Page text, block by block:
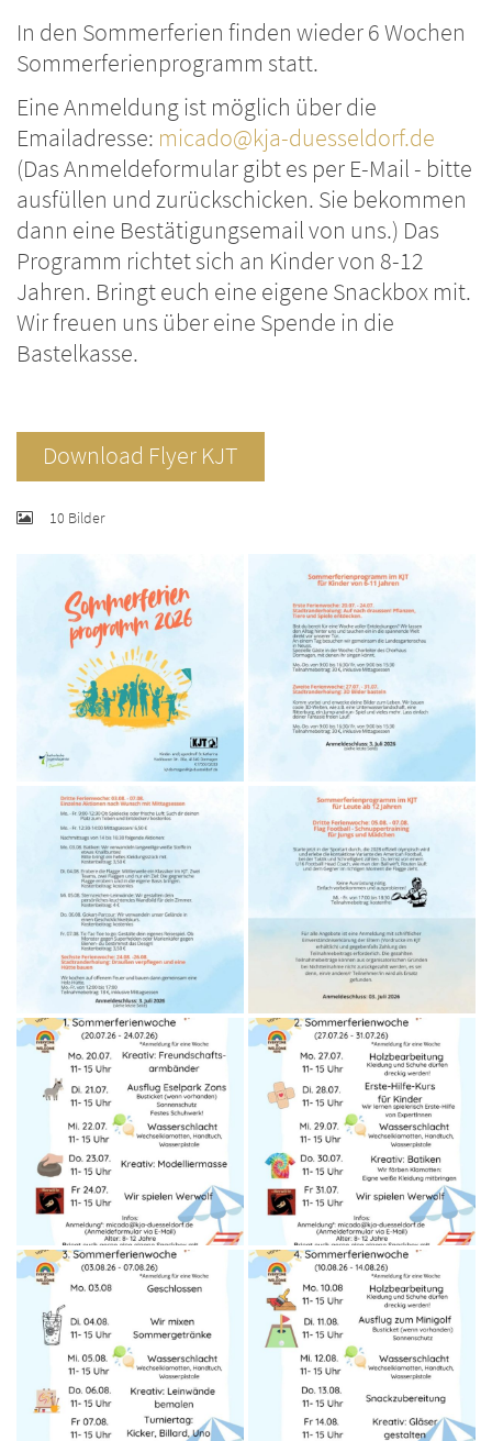
In den Sommerferien finden wieder 6 Wochen
Sommerferienprogramm statt.
Eine Anmeldung ist möglich über die
Emailadresse: micado@kja-duesseldorf.de
(Das Anmeldeformular gibt es per E-Mail - bitte
ausfüllen und zurückschicken. Sie bekommen
dann eine Bestätigungsemail von uns.) Das
Programm richtet sich an Kinder von 8-12
Jahren. Bringt euch eine eigene Snackbox mit.
Wir freuen uns über eine Spende in die
Bastelkasse.
Download Flyer KJT
10 Bilder